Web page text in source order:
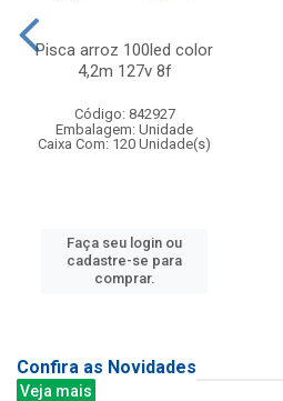
Pisca arroz 100led color
4,2m 127v 8f
Código: 842927
Embalagem: Unidade
Caixa Com: 120 Unidade(s)
Faça seu login ou
cadastre-se para
comprar.
Confira as Novidades
Veja mais